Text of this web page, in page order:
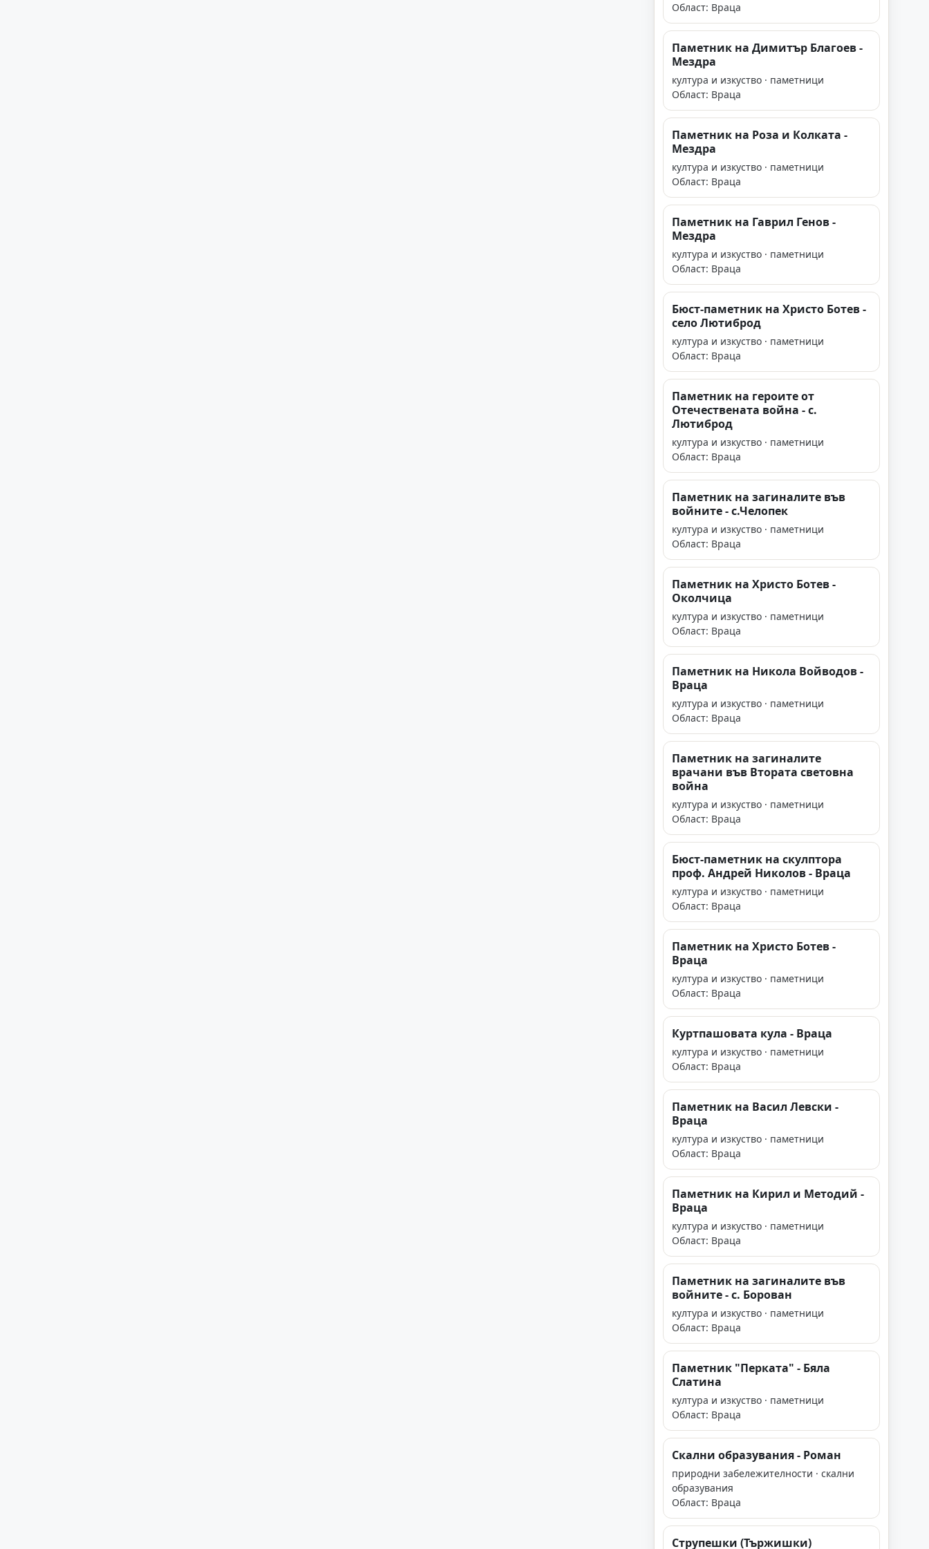
Област: Враца
Паметник на Димитър Благоев -
Мездра
култура и изкуство · паметници
Област: Враца
Паметник на Роза и Колката -
Мездра
култура и изкуство · паметници
Област: Враца
Паметник на Гаврил Генов -
Мездра
култура и изкуство · паметници
Област: Враца
Бюст-паметник на Христо Ботев -
село Лютиброд
култура и изкуство · паметници
Област: Враца
Паметник на героите от
Отечествената война - с.
Лютиброд
култура и изкуство · паметници
Област: Враца
Паметник на загиналите във
войните - с.Челопек
култура и изкуство · паметници
Област: Враца
Паметник на Христо Ботев -
Околчица
култура и изкуство · паметници
Област: Враца
Паметник на Никола Войводов -
Враца
култура и изкуство · паметници
Област: Враца
Паметник на загиналите
врачани във Втората световна
война
култура и изкуство · паметници
Област: Враца
Бюст-паметник на скулптора
проф. Андрей Николов - Враца
култура и изкуство · паметници
Област: Враца
Паметник на Христо Ботев -
Враца
култура и изкуство · паметници
Област: Враца
Куртпашовата кула - Враца
култура и изкуство · паметници
Област: Враца
Паметник на Васил Левски -
Враца
култура и изкуство · паметници
Област: Враца
Паметник на Кирил и Методий -
Враца
култура и изкуство · паметници
Област: Враца
Паметник на загиналите във
войните - с. Борован
култура и изкуство · паметници
Област: Враца
Паметник "Перката" - Бяла
Слатина
култура и изкуство · паметници
Област: Враца
Скални образувания - Роман
природни забележителности · скални
образувания
Област: Враца
Струпешки (Тържишки)